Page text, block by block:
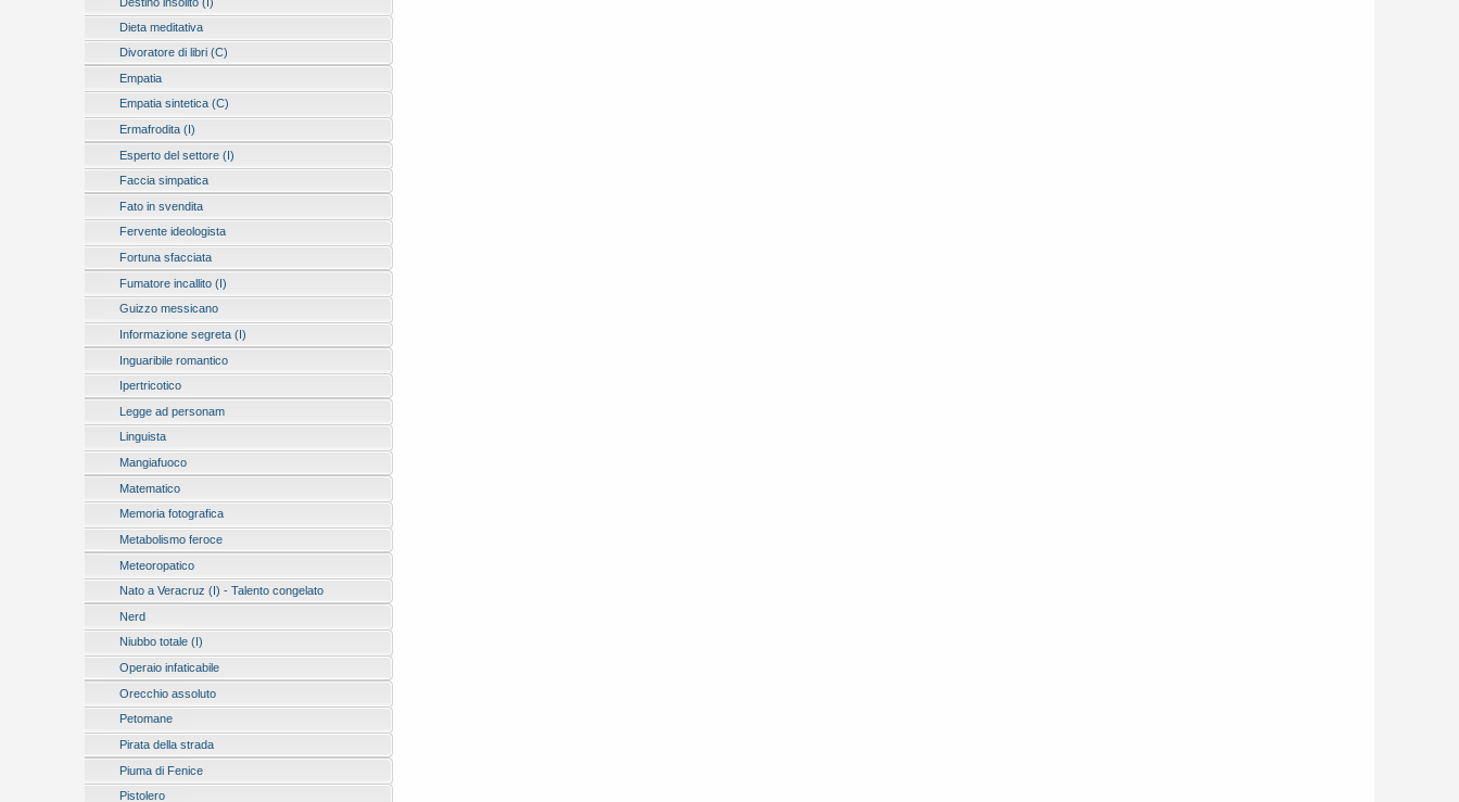
Dieta meditativa
Divoratore di libri (C)
Empatia
Empatia sintetica (C)
Ermafrodita (I)
Esperto del settore (I)
Faccia simpatica
Fato in svendita
Fervente ideologista
Fortuna sfacciata
Fumatore incallito (I)
Guizzo messicano
Informazione segreta (I)
Inguaribile romantico
Ipertricotico
Legge ad personam
Linguista
Mangiafuoco
Matematico
Memoria fotografica
Metabolismo feroce
Meteoropatico
Nato a Veracruz (I) - Talento congelato
Nerd
Niubbo totale (I)
Operaio infaticabile
Orecchio assoluto
Petomane
Pirata della strada
Piuma di Fenice
Pistolero